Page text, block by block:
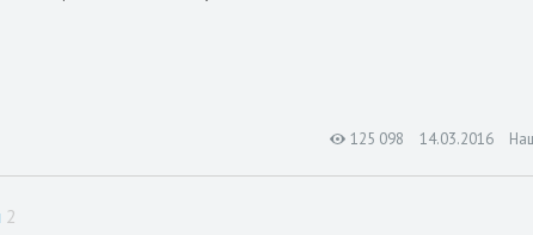
125 098 14.03.2016
2